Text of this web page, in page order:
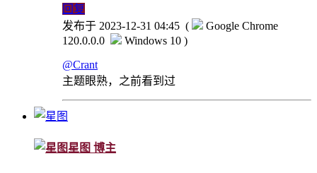
回复
发布于 2023-12-31 04:45 (
Google Chrome
120.0.0.0
Windows 10 )
@Crant
主题眼熟，之前看到过
星图 博主